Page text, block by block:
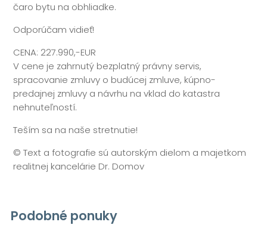
čaro bytu na obhliadke.
Odporúčam vidieť!
CENA: 227.990,-EUR
V cene je zahrnutý bezplatný právny servis,
spracovanie zmluvy o budúcej zmluve, kúpno-
predajnej zmluvy a návrhu na vklad do katastra
nehnuteľností.
Teším sa na naše stretnutie!
© Text a fotografie sú autorským dielom a majetkom
realitnej kancelárie Dr. Domov
Podobné ponuky